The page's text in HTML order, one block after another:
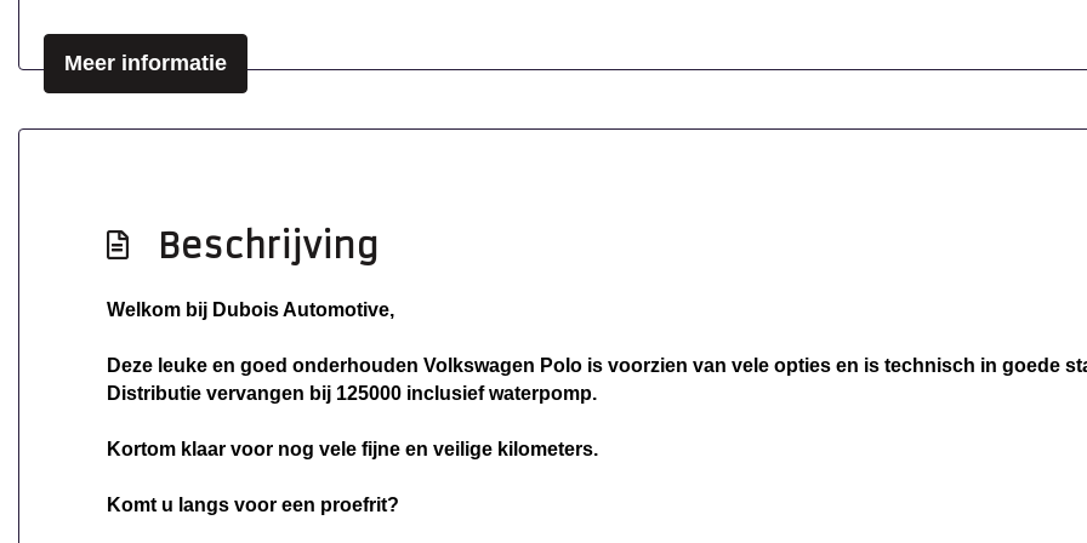
Meer informatie
Beschrijving
Welkom bij Dubois Automotive,
Deze leuke en goed onderhouden Volkswagen Polo is voorzien van vele opties en is technisch in goede
Distributie vervangen bij 125000 inclusief waterpomp.
Kortom klaar voor nog vele fijne en veilige kilometers.
Komt u langs voor een proefrit?